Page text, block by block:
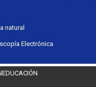
natural
Electrónica